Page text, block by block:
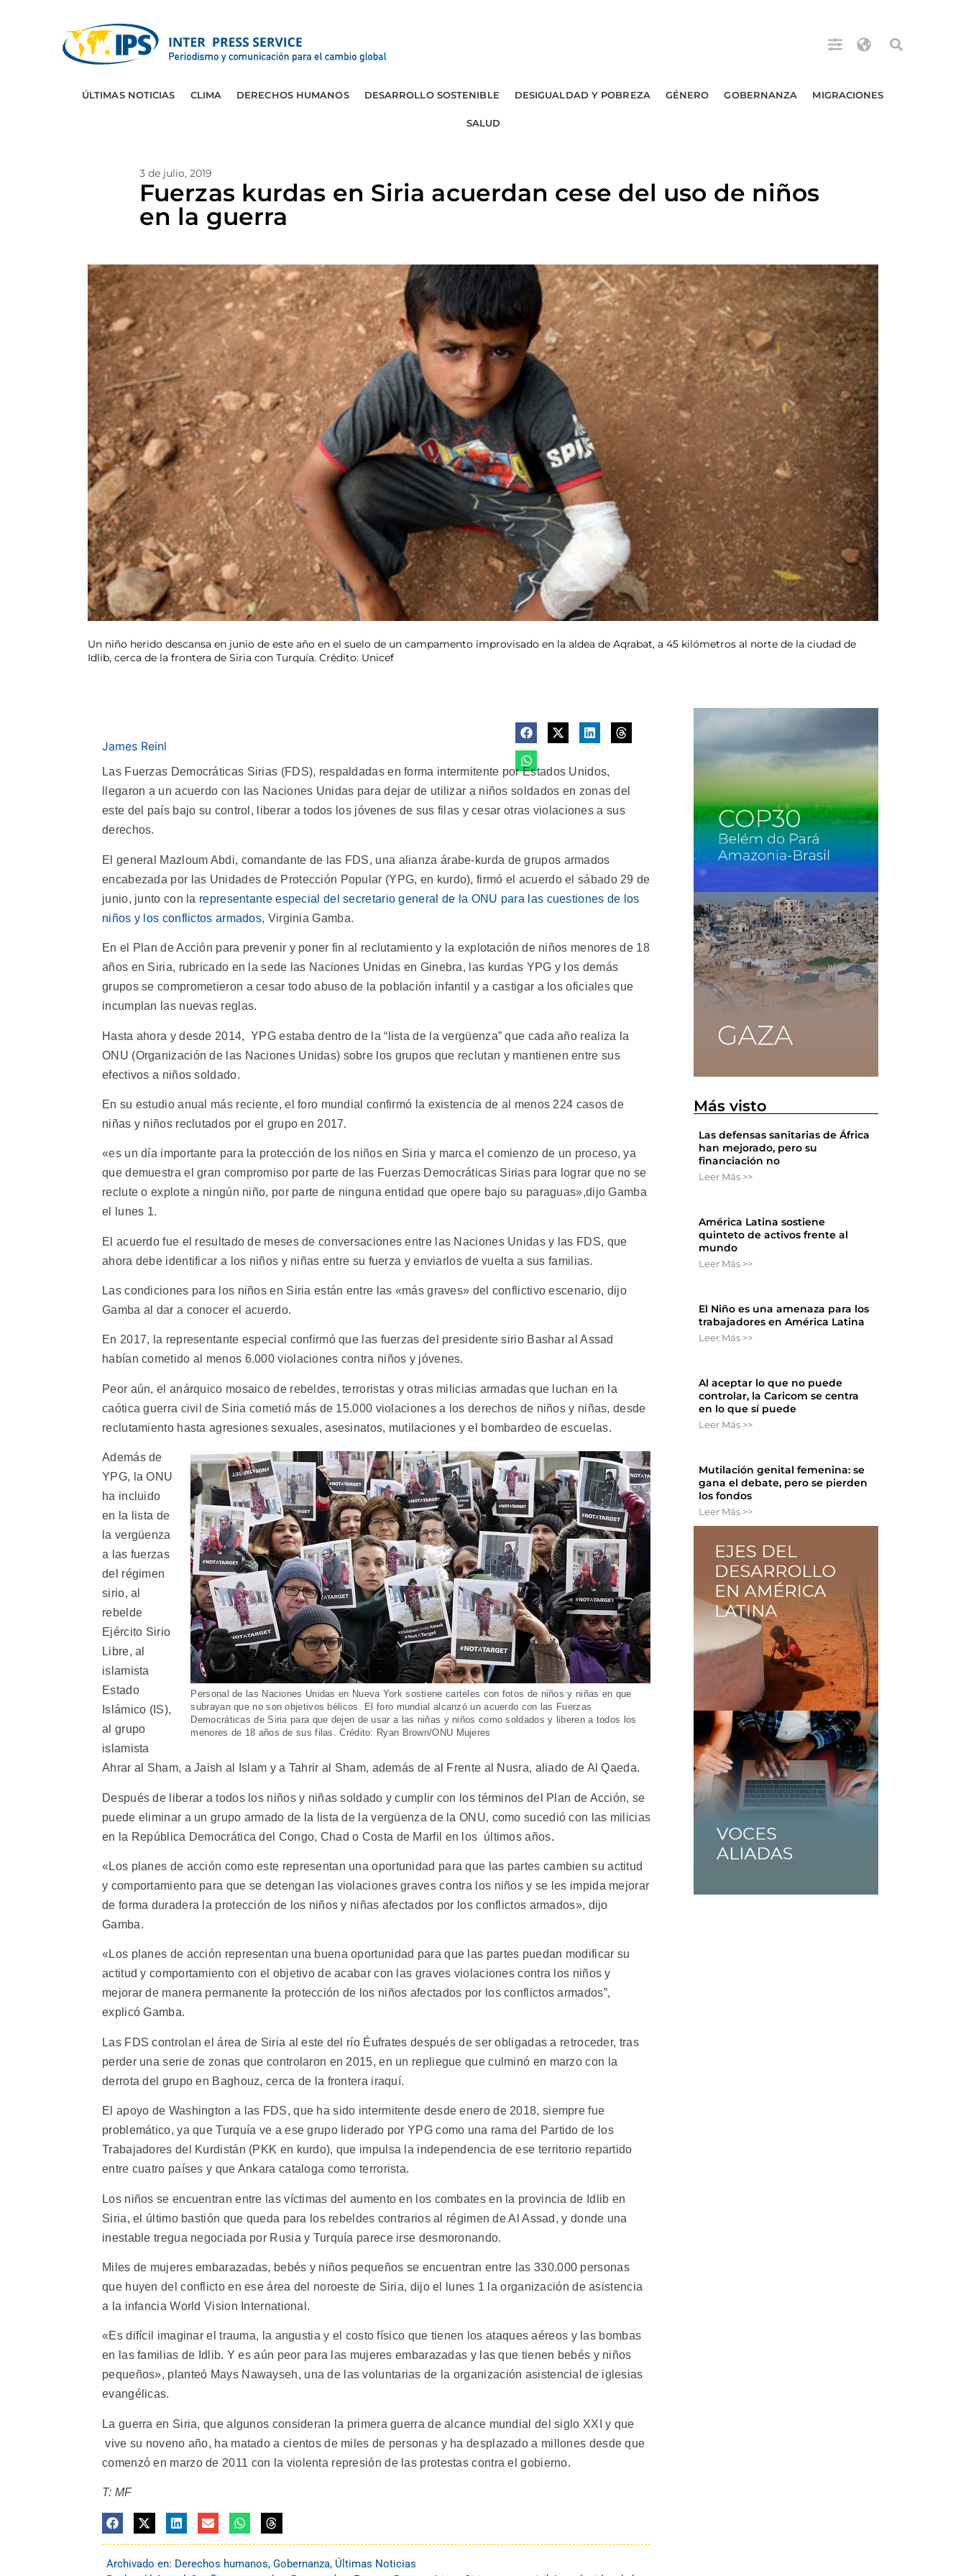
ÚLTIMAS NOTICIAS CLIMA DERECHOS HUMANOS DESARROLLO SOSTENIBLE DESIGUALDAD Y POBREZA GÉNERO GOBERNANZA MIGRACIONES
SALUD
3 de julio, 2019
Fuerzas kurdas en Siria acuerdan cese del uso de niños
en la guerra
Un niño herido descansa en junio de este año en el suelo de un campamento improvisado en la aldea de Aqrabat, a 45 kilómetros al norte de la ciudad de
Idlib, cerca de la frontera de Siria con Turquía. Crédito: Unicef
James Reinl
Las Fuerzas Democráticas Sirias (FDS), respaldadas en forma intermitente por Estados Unidos,
llegaron a un acuerdo con las Naciones Unidas para dejar de utilizar a niños soldados en zonas del
este del país bajo su control, liberar a todos los jóvenes de sus filas y cesar otras violaciones a sus
derechos.
El general Mazloum Abdi, comandante de las FDS, una alianza árabe-kurda de grupos armados
encabezada por las Unidades de Protección Popular (YPG, en kurdo), firmó el acuerdo el sábado 29 de
junio, junto con la representante especial del secretario general de la ONU para las cuestiones de los
niños y los conflictos armados, Virginia Gamba.
En el Plan de Acción para prevenir y poner fin al reclutamiento y la explotación de niños menores de 18
años en Siria, rubricado en la sede las Naciones Unidas en Ginebra, las kurdas YPG y los demás
grupos se comprometieron a cesar todo abuso de la población infantil y a castigar a los oficiales que
incumplan las nuevas reglas.
Hasta ahora y desde 2014, YPG estaba dentro de la “lista de la vergüenza” que cada año realiza la
ONU (Organización de las Naciones Unidas) sobre los grupos que reclutan y mantienen entre sus
efectivos a niños soldado.
En su estudio anual más reciente, el foro mundial confirmó la existencia de al menos 224 casos de
niñas y niños reclutados por el grupo en 2017.
«es un día importante para la protección de los niños en Siria y marca el comienzo de un proceso, ya
que demuestra el gran compromiso por parte de las Fuerzas Democráticas Sirias para lograr que no se
reclute o explote a ningún niño, por parte de ninguna entidad que opere bajo su paraguas»,dijo Gamba
el lunes 1.
El acuerdo fue el resultado de meses de conversaciones entre las Naciones Unidas y las FDS, que
ahora debe identificar a los niños y niñas entre su fuerza y ​​enviarlos de vuelta a sus familias.
Las condiciones para los niños en Siria están entre las «más graves» del conflictivo escenario, dijo
Gamba al dar a conocer el acuerdo.
En 2017, la representante especial confirmó que las fuerzas del presidente sirio Bashar al Assad
habían cometido al menos 6.000 violaciones contra niños y jóvenes.
Peor aún, el anárquico mosaico de rebeldes, terroristas y otras milicias armadas que luchan en la
caótica guerra civil de Siria cometió más de 15.000 violaciones a los derechos de niños y niñas, desde
reclutamiento hasta agresiones sexuales, asesinatos, mutilaciones y el bombardeo de escuelas.
Personal de las Naciones Unidas en Nueva York sostiene carteles con fotos de niños y niñas en que
subrayan que no son objetivos bélicos. El foro mundial alcanzó un acuerdo con las Fuerzas
Democráticas de Siria para que dejen de usar a las niñas y niños como soldados y liberen a todos los
menores de 18 años de sus filas. Crédito: Ryan Brown/ONU Mujeres
Además de
YPG, la ONU
ha incluido
en la lista de
la vergüenza
a las fuerzas
del régimen
sirio, al
rebelde
Ejército Sirio
Libre, al
islamista
Estado
Islámico (IS),
al grupo
islamista
Ahrar al Sham, a Jaish al Islam y a Tahrir al Sham, además de al Frente al Nusra, aliado de Al Qaeda.
Después de liberar a todos los niños y niñas soldado y cumplir con los términos del Plan de Acción, se
puede eliminar a un grupo armado de la lista de la vergüenza de la ONU, como sucedió con las milicias
en la República Democrática del Congo, Chad o Costa de Marfil en los últimos años.
«Los planes de acción como este representan una oportunidad para que las partes cambien su actitud
y comportamiento para que se detengan las violaciones graves contra los niños y se les impida mejorar
de forma duradera la protección de los niños y niñas afectados por los conflictos armados», dijo
Gamba.
«Los planes de acción representan una buena oportunidad para que las partes puedan modificar su
actitud y comportamiento con el objetivo de acabar con las graves violaciones contra los niños y
mejorar de manera permanente la protección de los niños afectados por los conflictos armados”,
explicó Gamba.
Las FDS controlan el área de Siria al este del río Éufrates después de ser obligadas a retroceder, tras
perder una serie de zonas que controlaron en 2015, en un repliegue que culminó en marzo con la
derrota del grupo en Baghouz, cerca de la frontera iraquí.
El apoyo de Washington a las FDS, que ha sido intermitente desde enero de 2018, siempre fue
problemático, ya que Turquía ve a ese grupo liderado por YPG como una rama del Partido de los
Trabajadores del Kurdistán (PKK en kurdo), que impulsa la independencia de ese territorio repartido
entre cuatro países y que Ankara cataloga como terrorista.
Los niños se encuentran entre las víctimas del aumento en los combates en la provincia de Idlib en
Siria, el último bastión que queda para los rebeldes contrarios al régimen de Al Assad, y donde una
inestable tregua negociada por Rusia y Turquía parece irse desmoronando.
Miles de mujeres embarazadas, bebés y niños pequeños se encuentran entre las 330.000 personas
que huyen del conflicto en ese área del noroeste de Siria, dijo el lunes 1 la organización de asistencia
a la infancia World Vision International.
«Es difícil imaginar el trauma, la angustia y el costo físico que tienen los ataques aéreos y las bombas
en las familias de Idlib. Y es aún peor para las mujeres embarazadas y las que tienen bebés y niños
pequeños», planteó Mays Nawayseh, una de las voluntarias de la organización asistencial de iglesias
evangélicas.
La guerra en Siria, que algunos consideran la primera guerra de alcance mundial del siglo XXI y que
vive su noveno año, ha matado a cientos de miles de personas y ha desplazado a millones desde que
comenzó en marzo de 2011 con la violenta represión de las protestas contra el gobierno.
T: MF
Archivado en: Derechos humanos, Gobernanza, Últimas Noticias
Más visto
Las defensas sanitarias de África
han mejorado, pero su
financiación no
Leer Más >>
América Latina sostiene
quinteto de activos frente al
mundo
Leer Más >>
El Niño es una amenaza para los
trabajadores en América Latina
Leer Más >>
Al aceptar lo que no puede
controlar, la Caricom se centra
en lo que sí puede
Leer Más >>
Mutilación genital femenina: se
gana el debate, pero se pierden
los fondos
Leer Más >>